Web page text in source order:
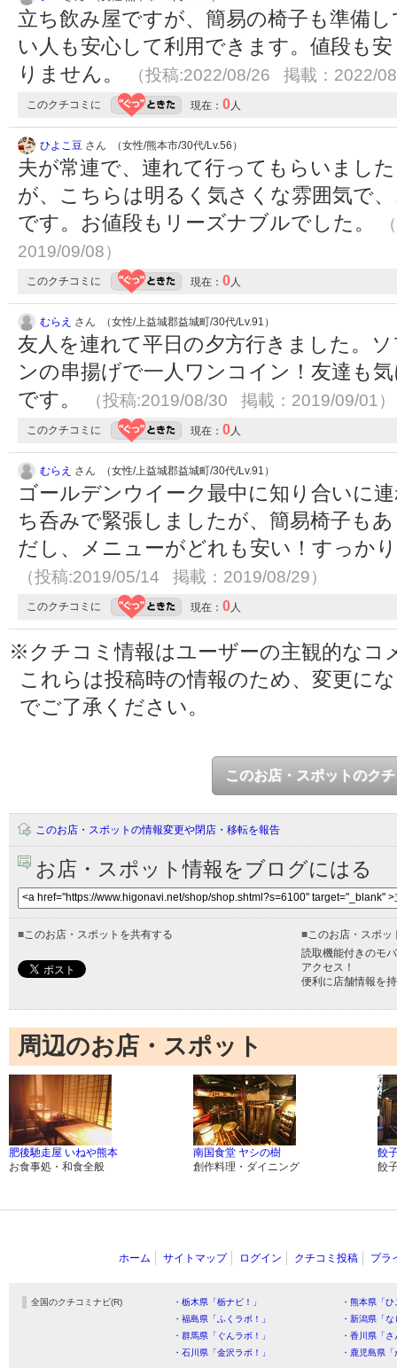
立ち飲み屋ですが、簡易の椅子も準備
い人も安心して利用できます。値段も
りません。
（投稿:2022/08/26 掲載：2022/
このクチコミに 現在： 0 人
ひよこ豆 さん （女性/熊本市/30代/Lv.56）
夫が常連で、連れて行ってもらいまし
が、こちらは明るく気さくな雰囲気で
です。お値段もリーズナブルでした。
2019/09/08）
このクチコミに 現在： 0 人
むらえ さん （女性/上益城郡益城町/30代/Lv.91）
友人を連れて平日の夕方行きました。
ンの串揚げで一人ワンコイン！友達も
です。
（投稿:2019/08/30 掲載：2019/09/01）
このクチコミに 現在： 0 人
むらえ さん （女性/上益城郡益城町/30代/Lv.91）
ゴールデンウイーク最中に知り合いに
ち呑みで緊張しましたが、簡易椅子も
だし、メニューがどれも安い！すっか
（投稿:2019/05/14 掲載：2019/08/29）
このクチコミに 現在： 0 人
※クチコミ情報はユーザーの主観的なコ
これらは投稿時の情報のため、変更に
でご了承ください。
このお店・スポットのク
このお店・スポットの情報変更や閉店・移転を報告
お店・スポット情報をブログにはる
■ このお店・スポットを共有する ■ このお店・スポ
読取機能付きのモ
アクセス！
便利に店舗情報を
周辺のお店・スポット
肥後馳走屋 いねや熊本
お食事処・和食全般
南国食堂 ヤシの樹
創作料理・ダイニング
餃
餃
ホーム サイトマップ ログイン クチコミ投稿 プラ
全国のクチコミナビ(R) ・栃木県「栃ナビ！」
・熊本県「
・福島県「ふくラボ！」
・新潟県「
・群馬県「ぐんラボ！」
・香川県「
・石川県「金沢ラボ！」
・鹿児島県